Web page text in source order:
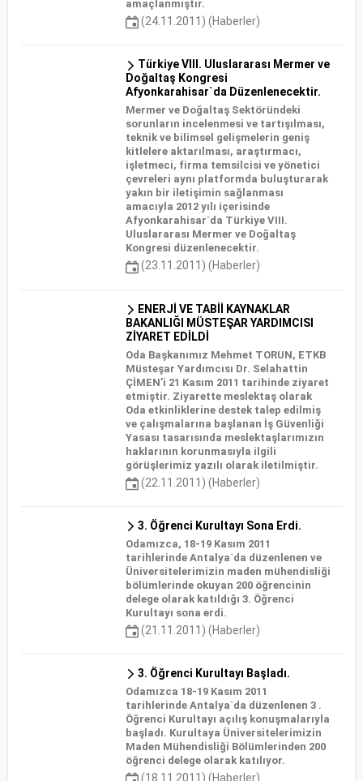
amaçlanmıştır.
(24.11.2011) (Haberler)
Türkiye VIII. Uluslararası Mermer ve
Doğaltaş Kongresi
Afyonkarahisar`da Düzenlenecektir.
Mermer ve Doğaltaş Sektöründeki
sorunların incelenmesi ve tartışılması,
teknik ve bilimsel gelişmelerin geniş
kitlelere aktarılması, araştırmacı,
işletmeci, firma temsilcisi ve yönetici
çevreleri aynı platformda buluşturarak
yakın bir iletişimin sağlanması
amacıyla 2012 yılı içerisinde
Afyonkarahisar`da Türkiye VIII.
Uluslararası Mermer ve Doğaltaş
Kongresi düzenlenecektir.
(23.11.2011) (Haberler)
ENERJİ VE TABİİ KAYNAKLAR
BAKANLIĞI MÜSTEŞAR YARDIMCISI
ZİYARET EDİLDİ
Oda Başkanımız Mehmet TORUN, ETKB
Müsteşar Yardımcısı Dr. Selahattin
ÇİMEN’i 21 Kasım 2011 tarihinde ziyaret
etmiştir. Ziyarette meslektaş olarak
Oda etkinliklerine destek talep edilmiş
ve çalışmalarına başlanan İş Güvenliği
Yasası tasarısında meslektaşlarımızın
haklarının korunmasıyla ilgili
görüşlerimiz yazılı olarak iletilmiştir.
(22.11.2011) (Haberler)
3. Öğrenci Kurultayı Sona Erdi.
Odamızca, 18-19 Kasım 2011
tarihlerinde Antalya`da düzenlenen ve
Üniversitelerimizin maden mühendisliği
bölümlerinde okuyan 200 öğrencinin
delege olarak katıldığı 3. Öğrenci
Kurultayı sona erdi.
(21.11.2011) (Haberler)
3. Öğrenci Kurultayı Başladı.
Odamızca 18-19 Kasım 2011
tarihlerinde Antalya`da düzenlenen 3 .
Öğrenci Kurultayı açılış konuşmalarıyla
başladı. Kurultaya Üniversitelerimizin
Maden Mühendisliği Bölümlerinden 200
öğrenci delege olarak katılıyor.
(18.11.2011) (Haberler)